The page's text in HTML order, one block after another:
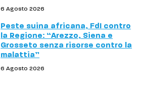
6 Agosto 2026
Peste suina africana, FdI contro
la Regione: “Arezzo, Siena e
Grosseto senza risorse contro la
malattia”
6 Agosto 2026